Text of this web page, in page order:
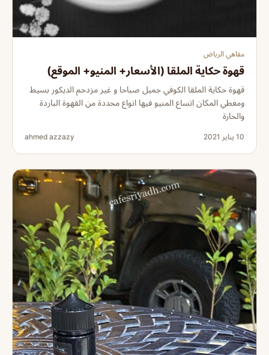
مقاهي الرياض
قهوة حكاية الملقا (الأسعار+ المنيو+ الموقع)
قهوة حكاية الملقا الكوفي جميل صباحا و غير مزدحم الديكور بسيط
ومعطي المكان اتساع المنيو فيها انواع محددة من القهوة الباردة
والحارة
10 يناير 2021 ahmed azzazy